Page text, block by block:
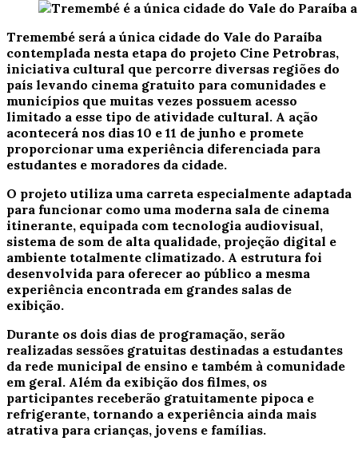
Tremembé será a única cidade do Vale do Paraíba
contemplada nesta etapa do projeto Cine Petrobras,
iniciativa cultural que percorre diversas regiões do
país levando cinema gratuito para comunidades e
municípios que muitas vezes possuem acesso
limitado a esse tipo de atividade cultural. A ação
acontecerá nos dias 10 e 11 de junho e promete
proporcionar uma experiência diferenciada para
estudantes e moradores da cidade.
O projeto utiliza uma carreta especialmente adaptada
para funcionar como uma moderna sala de cinema
itinerante, equipada com tecnologia audiovisual,
sistema de som de alta qualidade, projeção digital e
ambiente totalmente climatizado. A estrutura foi
desenvolvida para oferecer ao público a mesma
experiência encontrada em grandes salas de
exibição.
Durante os dois dias de programação, serão
realizadas sessões gratuitas destinadas a estudantes
da rede municipal de ensino e também à comunidade
em geral. Além da exibição dos filmes, os
participantes receberão gratuitamente pipoca e
refrigerante, tornando a experiência ainda mais
atrativa para crianças, jovens e famílias.